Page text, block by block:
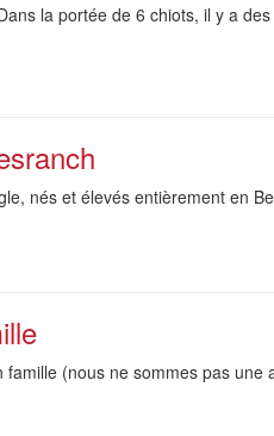
la portée de 6 chiots, il y a
nés et élevés entièrement en
(nous ne sommes pas